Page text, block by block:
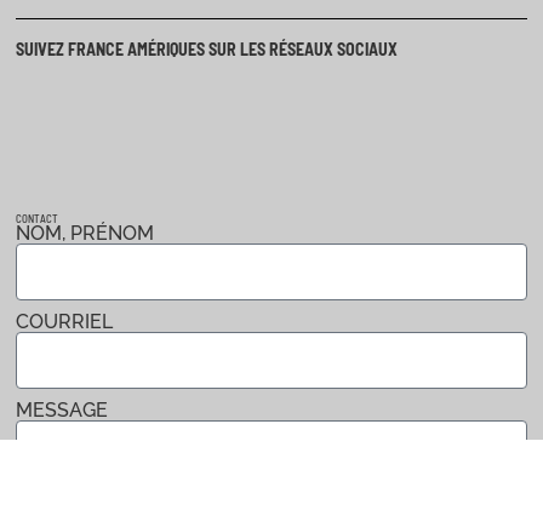
CONTACT
NOM, PRÉNOM
COURRIEL
MESSAGE
SUIVEZ FRANCE AMÉRIQUES SUR LES RÉSEAUX SOCIAUX